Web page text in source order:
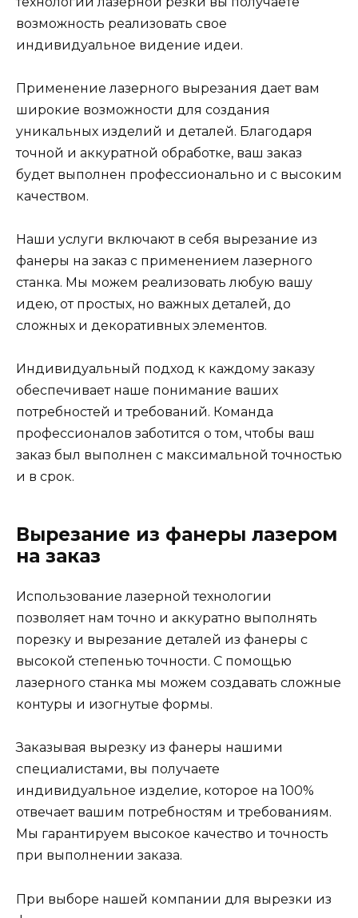
возможность реализовать свое
индивидуальное видение идеи.
Применение лазерного вырезания дает вам
широкие возможности для создания
уникальных изделий и деталей. Благодаря
точной и аккуратной обработке, ваш заказ
будет выполнен профессионально и с высоким
качеством.
Наши услуги включают в себя вырезание из
фанеры на заказ с применением лазерного
станка. Мы можем реализовать любую вашу
идею, от простых, но важных деталей, до
сложных и декоративных элементов.
Индивидуальный подход к каждому заказу
обеспечивает наше понимание ваших
потребностей и требований. Команда
профессионалов заботится о том, чтобы ваш
заказ был выполнен с максимальной точностью
и в срок.
Вырезание из фанеры лазером
на заказ
Использование лазерной технологии
позволяет нам точно и аккуратно выполнять
порезку и вырезание деталей из фанеры с
высокой степенью точности. С помощью
лазерного станка мы можем создавать сложные
контуры и изогнутые формы.
Заказывая вырезку из фанеры нашими
специалистами, вы получаете
индивидуальное изделие, которое на 100%
отвечает вашим потребностям и требованиям.
Мы гарантируем высокое качество и точность
при выполнении заказа.
При выборе нашей компании для вырезки из